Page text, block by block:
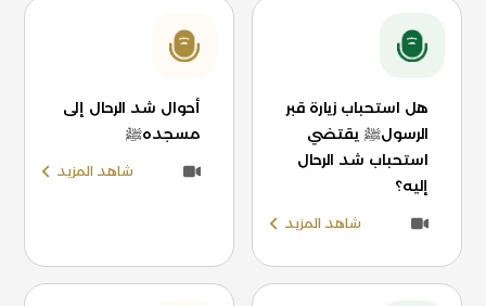
هل استحباب زيارة قبر
الرسولﷺ يقتضي
استحباب شد الرحال
إليه؟
شاهد المزيد
أحوال شد الرحال إلى
مسجدهﷺ
شاهد المزيد